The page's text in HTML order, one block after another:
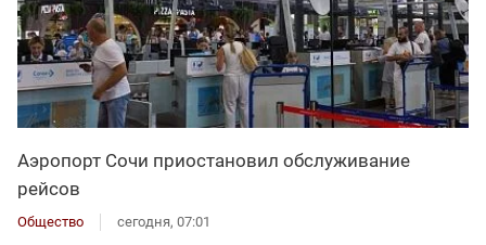
Аэропорт Сочи приостановил обслуживание
рейсов
Общество сегодня, 07:01